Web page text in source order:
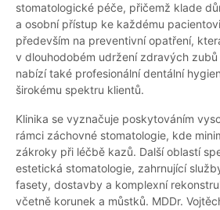
stomatologické péče, přičemž klade
a osobní přístup ke každému
především na preventivní opatření,
v dlouhodobém udržení zdravých
nabízí také profesionální dentální
širokému spektru klientů.
Klinika se vyznačuje poskytováním
rámci záchovné stomatologie, kde
zákroky při léčbě kazů. Další oblastí
estetická stomatologie, zahrnující
fasety, dostavby a komplexní
včetně korunek a můstků. MDDr.